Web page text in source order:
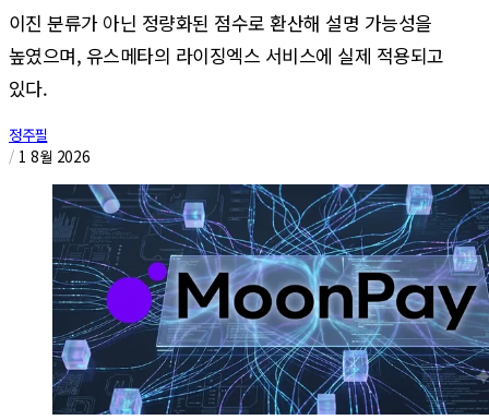
이진 분류가 아닌 정량화된 점수로 환산해 설명 가능성을
높였으며, 유스메타의 라이징엑스 서비스에 실제 적용되고
있다.
정주필
/ 1 8월 2026